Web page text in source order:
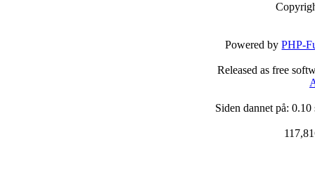
Powered byPHP-
Released as free
Siden dannet på: